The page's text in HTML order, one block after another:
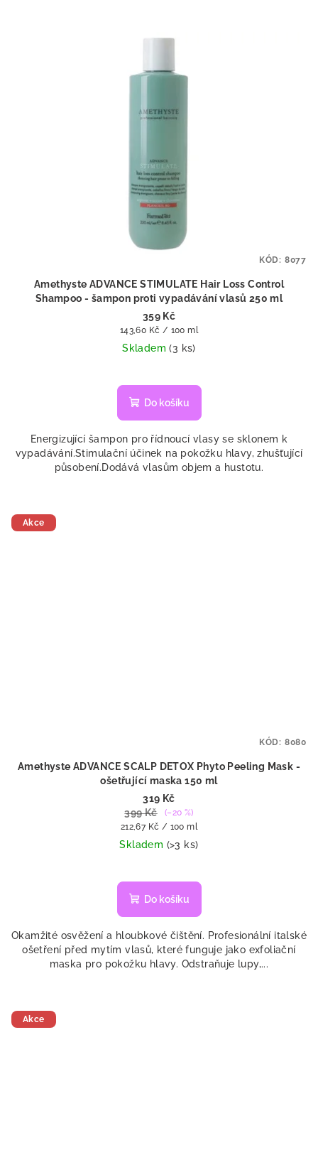
Amethyste ADVANCE STIMULATE Hair Loss Control
Shampoo - šampon proti vypadávání vlasů 250 ml
359 Kč
Měrná
cena:
143,60 Kč / 100 ml
Skladem(3 ks)
Do košíku
Energizující šampon pro řídnoucí vlasy se sklonem k
vypadávání.Stimulační účinek na pokožku hlavy, zhušťující
působení.Dodává vlasům objem a hustotu.
KÓD: 8077
Akce
Amethyste ADVANCE SCALP DETOX Phyto Peeling Mask -
ošetřující maska 150 ml
319 Kč
399 Kč
(–20 %)
Měrná
cena:
212,67 Kč / 100 ml
Skladem (>3 ks)
Do košíku
Okamžité osvěžení a hloubkové čištění. Profesionální italské
ošetření před mytím vlasů, které funguje jako exfoliační
maska pro pokožku hlavy. Odstraňuje lupy,...
KÓD: 8080
Akce